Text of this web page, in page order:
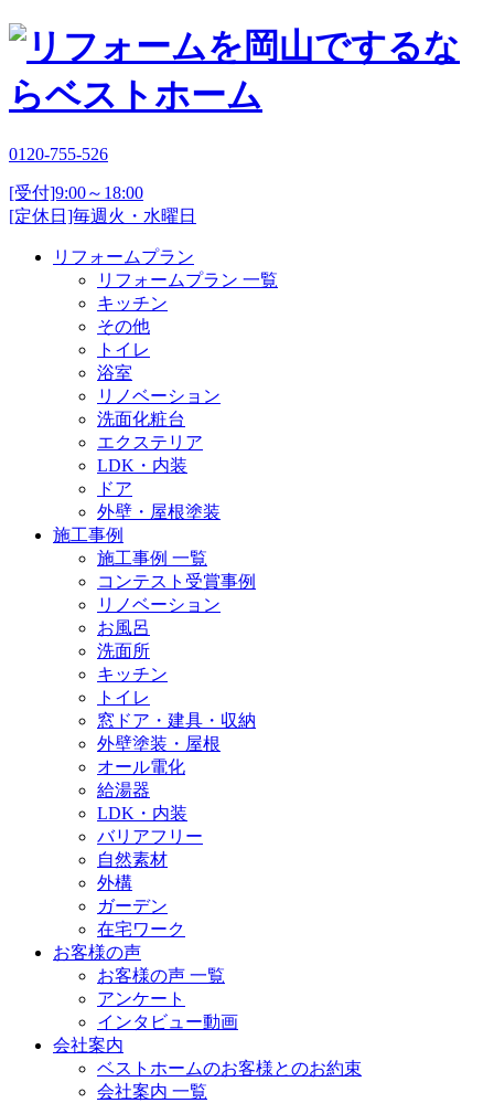
0120-755-526
[受付]9:00～18:00
[定休日]毎週火・水曜日
リフォームプラン
リフォームプラン 一覧
キッチン
その他
トイレ
浴室
リノベーション
洗面化粧台
エクステリア
LDK・内装
ドア
外壁・屋根塗装
施工事例
施工事例 一覧
コンテスト受賞事例
リノベーション
お風呂
洗面所
キッチン
トイレ
窓ドア・建具・収納
外壁塗装・屋根
オール電化
給湯器
LDK・内装
バリアフリー
自然素材
外構
ガーデン
在宅ワーク
お客様の声
お客様の声 一覧
アンケート
インタビュー動画
会社案内
ベストホームのお客様とのお約束
会社案内 一覧